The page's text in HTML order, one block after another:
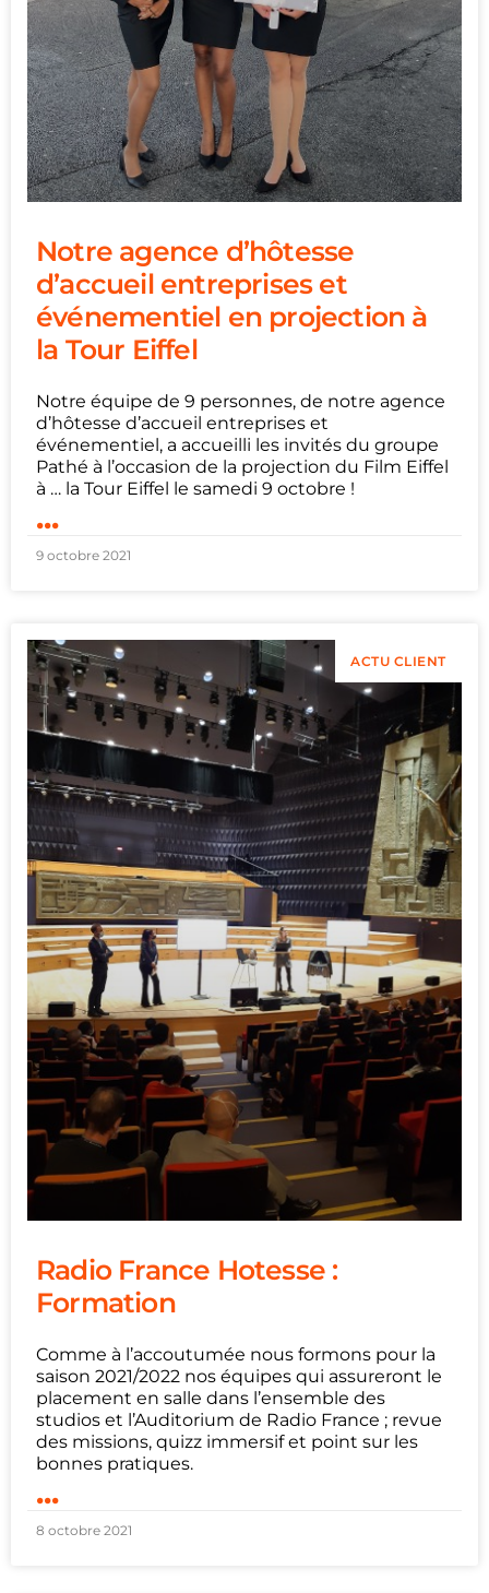
Notre agence d’hôtesse
d’accueil entreprises et
événementiel en projection à
la Tour Eiffel
Notre équipe de 9 personnes, de notre agence
d’hôtesse d’accueil entreprises et
événementiel, a accueilli les invités du groupe
Pathé à l’occasion de la projection du Film Eiffel
à … la Tour Eiffel le samedi 9 octobre !
...
9 octobre 2021
ACTU CLIENT
Radio France Hotesse :
Formation
Comme à l’accoutumée nous formons pour la
saison 2021/2022 nos équipes qui assureront le
placement en salle dans l’ensemble des
studios et l’Auditorium de Radio France ; revue
des missions, quizz immersif et point sur les
bonnes pratiques.
...
8 octobre 2021